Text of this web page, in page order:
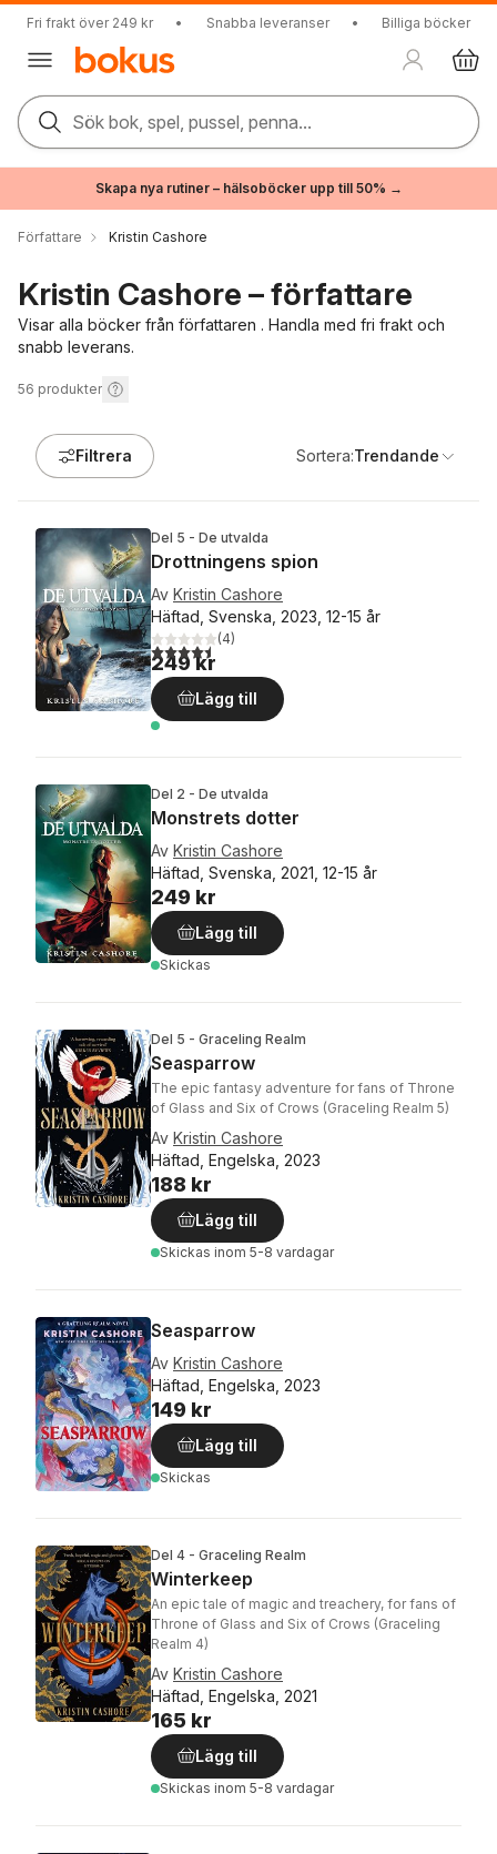
Fri frakt över 249 kr • Snabba leveranser • Billiga böcker
Sök bok, spel, pussel, penna...
Skapa nya rutiner – hälsoböcker upp till 50% →
Författare Kristin Cashore
Kristin Cashore – författare
Visar alla böcker från författaren . Handla med fri frakt och
snabb leverans.
56 produkter
Filtrera Sortera:Trendande
Del 5 - De utvalda
Drottningens spion
Av Kristin Cashore
Häftad, Svenska, 2023, 12-15 år
4,5utav 5 stjärnor. Totalt antal röster:
(4)
249 kr
Lägg till
Del 2 - De utvalda
Monstrets dotter
Av Kristin Cashore
Häftad, Svenska, 2021, 12-15 år
249 kr
Lägg till
Skickas
Del 5 - Graceling Realm
Seasparrow
The epic fantasy adventure for fans of Throne
of Glass and Six of Crows (Graceling Realm 5)
Av Kristin Cashore
Häftad, Engelska, 2023
188 kr
Lägg till
Skickas inom 5-8 vardagar
Seasparrow
Av Kristin Cashore
Häftad, Engelska, 2023
149 kr
Lägg till
Skickas
Del 4 - Graceling Realm
Winterkeep
An epic tale of magic and treachery, for fans of
Throne of Glass and Six of Crows (Graceling
Realm 4)
Av Kristin Cashore
Häftad, Engelska, 2021
165 kr
Lägg till
Skickas inom 5-8 vardagar